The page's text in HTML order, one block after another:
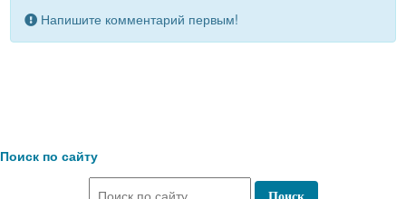
Напишите комментарий первым!
Поиск по сайту